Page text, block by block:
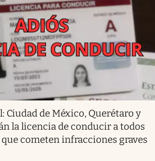
Ciudad de México, Querétaro y
la licencia de conducir a todos
cometen infracciones graves